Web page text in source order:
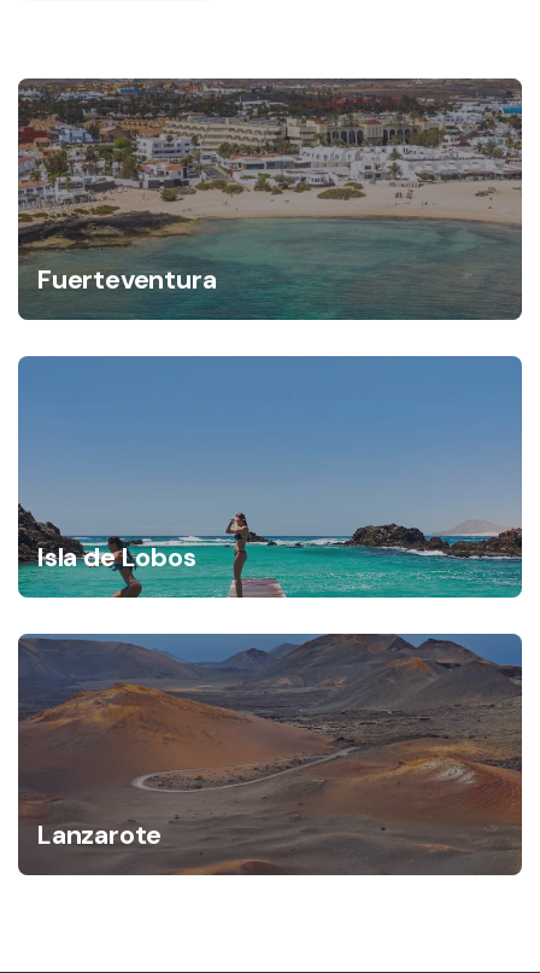
Fuerteventura
Isla de Lobos
Lanzarote